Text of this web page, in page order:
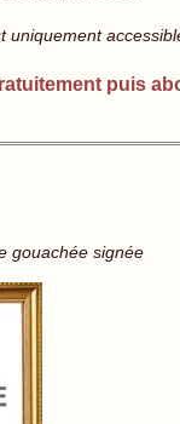
uniquement
puis
gouachée signée